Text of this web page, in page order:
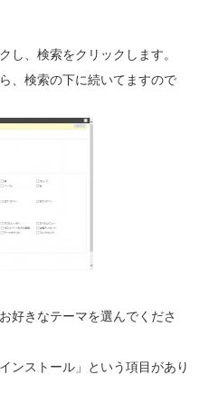
し、検索をクリックします。
、検索の下に続いてますので
好きなテーマを選んでくださ
ンストール」という項目があり